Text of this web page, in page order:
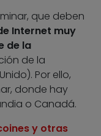
que deben
Internet muy
de la
de la
Por ello,
donde hay
o Canadá.
y otras